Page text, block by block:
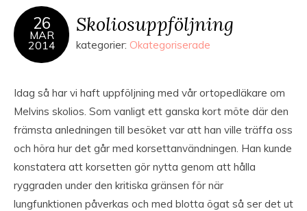
26
MAR
2014
Skoliosuppföljning
kategorier: Okategoriserade
Idag så har vi haft uppföljning med vår ortopedläkare om
Melvins skolios. Som vanligt ett ganska kort möte där den
främsta anledningen till besöket var att han ville träffa oss
och höra hur det går med korsettanvändningen. Han kunde
konstatera att korsetten gör nytta genom att hålla
ryggraden under den kritiska gränsen för när
lungfunktionen påverkas och med blotta ögat så ser det ut